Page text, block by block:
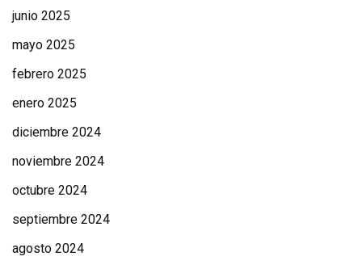
junio 2025
mayo 2025
febrero 2025
enero 2025
diciembre 2024
noviembre 2024
octubre 2024
septiembre 2024
agosto 2024